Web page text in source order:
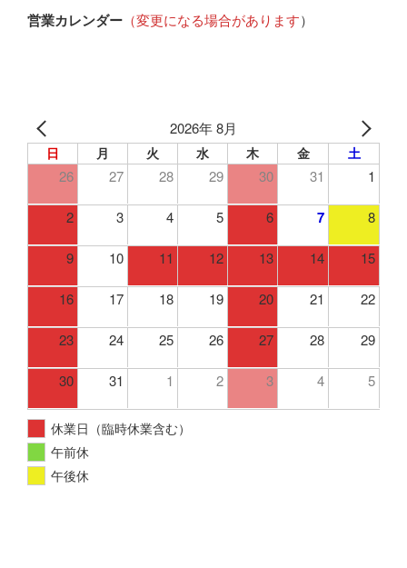
営業カレンダー （変更になる場合があります）
2026年 8月
日 月 火 水 木 金 土
26 27 28 29 30 31 1
2 3 4 5 6 7 8
9 10 11 12 13 14 15
16 17 18 19 20 21 22
23 24 25 26 27 28 29
30 31 1 2 3 4 5
休業日（臨時休業含む）
午前休
午後休